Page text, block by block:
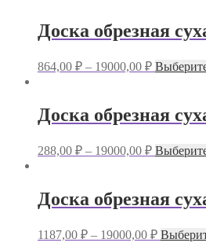
Доска обрезная
864,00 ₽ – 19000,00 ₽
Доска обрезная
288,00 ₽ – 19000,00 ₽
Доска обрезная
1187,00 ₽ – 19000,00 ₽